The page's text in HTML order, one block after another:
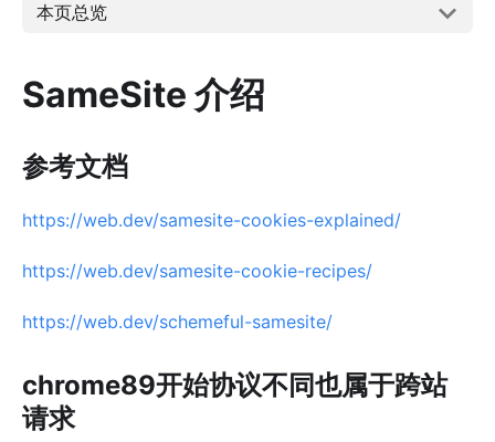
本页总览
SameSite 介绍
参考文档
https://web.dev/samesite-cookies-explained/
https://web.dev/samesite-cookie-recipes/
https://web.dev/schemeful-samesite/
chrome89开始协议不同也属于跨站
请求